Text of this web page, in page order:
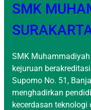
SMK
SMK
kejuruan
Supomo No. 51,
menghadirkan
kecerdasan